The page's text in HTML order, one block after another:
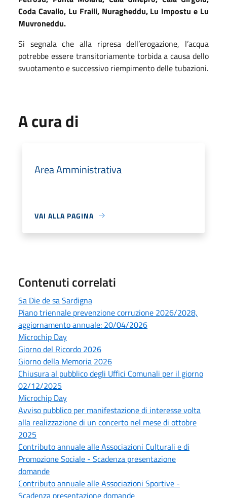
Coda Cavallo, Lu Fraili, Nuragheddu, Lu Impostu e Lu
Muvroneddu.
Si segnala che alla ripresa dell’erogazione, l’acqua
potrebbe essere transitoriamente torbida a causa dello
svuotamento e successivo riempimento delle tubazioni.
A cura di
Area Amministrativa
VAI ALLA PAGINA
Contenuti correlati
Sa Die de sa Sardigna
Piano triennale prevenzione corruzione 2026/2028,
aggiornamento annuale: 20/04/2026
Microchip Day
Giorno del Ricordo 2026
Giorno della Memoria 2026
Chiusura al pubblico degli Uffici Comunali per il giorno
02/12/2025
Microchip Day
Avviso pubblico per manifestazione di interesse volta
alla realizzazione di un concerto nel mese di ottobre
2025
Contributo annuale alle Associazioni Culturali e di
Promozione Sociale - Scadenza presentazione
domande
Contributo annuale alle Associazioni Sportive -
Scadenza presentazione domande